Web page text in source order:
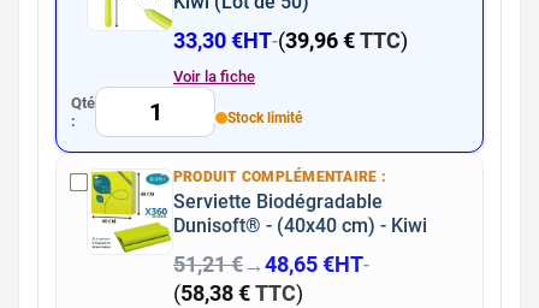
33,30 €HT-(39,96 €TTC)
Voir la fiche
Qté
:
Stock limité
PRODUIT COMPLÉMENTAIRE :
Serviette Biodégradable
Dunisoft® - (40x40 cm) - Kiwi
51,21 €→48,65 €HT-
(58,38 €TTC)